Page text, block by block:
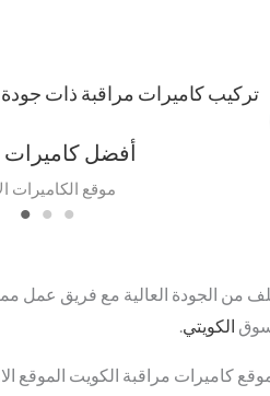
تركيب كاميرات مراقبة ذات جودة
أفضل كاميرات
موقع الكاميرات
من الجودة العالية مع فريق عمل
الكويتي.
كاميرات مراقبة الكويت الموقع